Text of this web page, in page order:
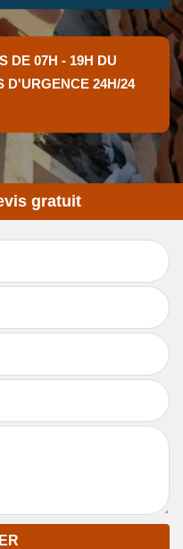
DE 07H - 19H DU
D'URGENCE 24H/24
gratuit